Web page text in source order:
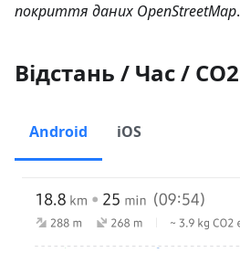
покриття даних OpenStreetMap.
Відстань / Час / CO2
Android iOS